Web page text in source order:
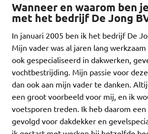
Wanneer en waarom ben
met het bedrijf De Jong
In januari 2005 ben ik het bedrijf De
Mijn vader was al jaren lang
ook gespecialiseerd in dakwerken,
vochtbestrijding. Mijn passie voor
dan ook aan mijn vader te danken.
een groot voorbeeld voor mij, en ik
voetsporen treden. Ik heb daarom
gevolgd voor dakdekker en